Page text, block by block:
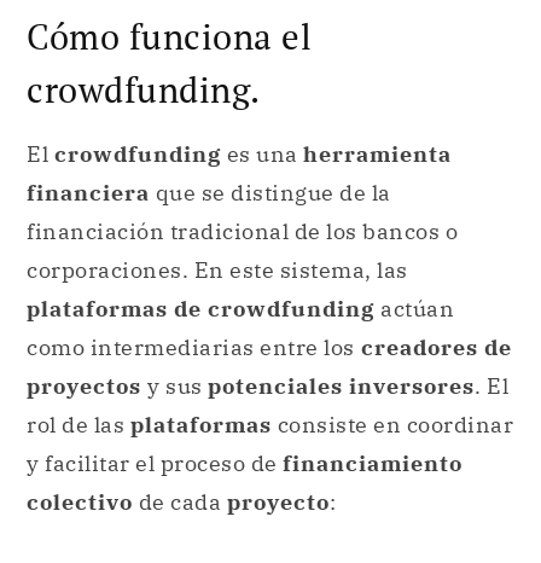
Cómo funciona el
crowdfunding.
El crowdfunding es una herramienta
financiera que se distingue de la
financiación tradicional de los bancos o
corporaciones. En este sistema, las
plataformas de crowdfunding actúan
como intermediarias entre los creadores de
proyectos y sus potenciales inversores. El
rol de las plataformas consiste en coordinar
y facilitar el proceso de financiamiento
colectivo de cada proyecto: